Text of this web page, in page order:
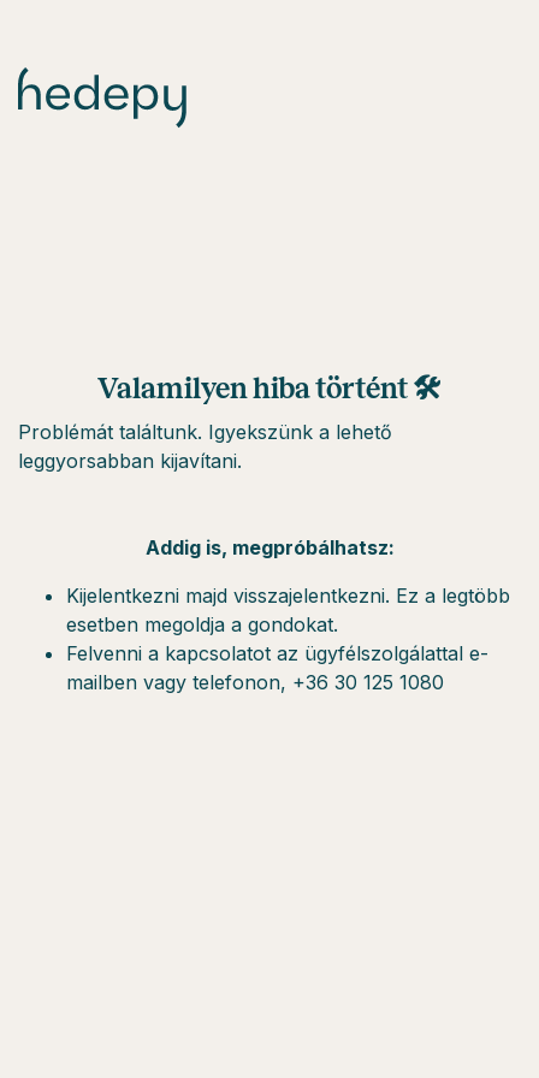
Valamilyen hiba történt 🛠
Problémát találtunk. Igyekszünk a lehető
leggyorsabban kijavítani.
Addig is, megpróbálhatsz:
Kijelentkezni majd visszajelentkezni. Ez a legtöbb
esetben megoldja a gondokat.
Felvenni a kapcsolatot az ügyfélszolgálattal e-
mailben vagy telefonon, +36 30 125 1080